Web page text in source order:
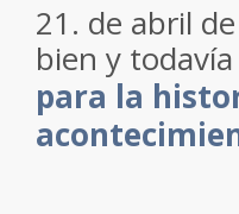
21. de abril
bien y todavía
para la